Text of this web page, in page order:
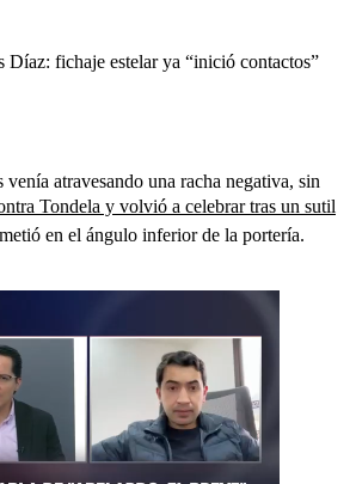
Díaz: fichaje estelar ya “inició contactos”
venía atravesando una racha negativa, sin
Tondela y volvió a celebrar tras un sutil
en el ángulo inferior de la portería.